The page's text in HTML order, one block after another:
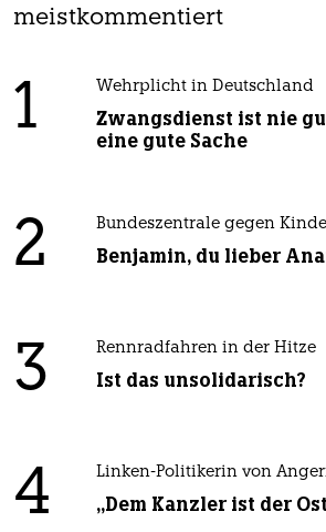
meistkommentiert
1 Wehrplicht in Deutschland
Zwangsdienst ist nie
eine gute Sache
2 Bundeszentrale gegen
Benjamin, du lieber
3 Rennradfahren in der Hitze
Ist das unsolidarisch?
4 Linken-Politikerin von
„Dem Kanzler ist der